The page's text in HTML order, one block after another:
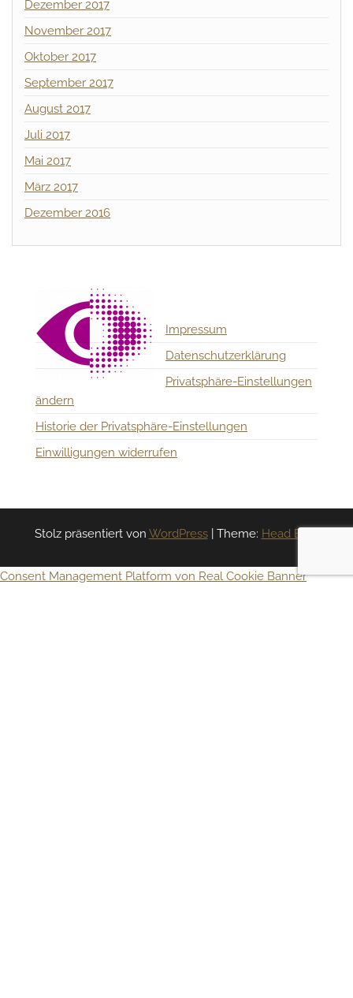
Dezember 2017
November 2017
Oktober 2017
September 2017
August 2017
Juli 2017
Mai 2017
März 2017
Dezember 2016
Impressum
Datenschutzerklärung
Privatsphäre-Einstellungen
ändern
Historie der Privatsphäre-Einstellungen
Einwilligungen widerrufen
Stolz präsentiert von WordPress Theme: Head Blog
Consent Management Platform von Real Cookie Banner